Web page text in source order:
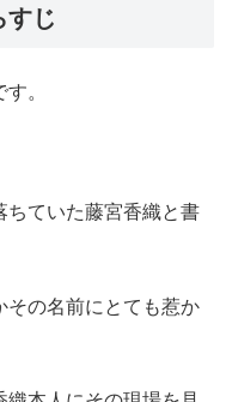
すじ
。
ちていた藤宮香織と書
その名前にとても惹か